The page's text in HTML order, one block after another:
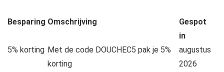
Besparing Omschrijving
Gespot
in
5% korting Met de code DOUCHEC5 pak je 5%
korting
augustus
2026